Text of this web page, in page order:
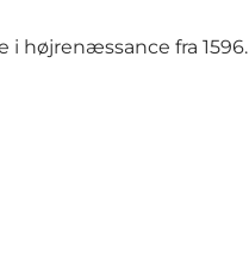
i højrenæssance fra 1596.